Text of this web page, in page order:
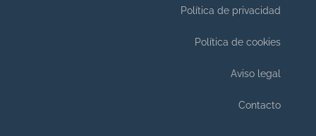
Política de privacidad
Política de cookies
Aviso legal
Contacto